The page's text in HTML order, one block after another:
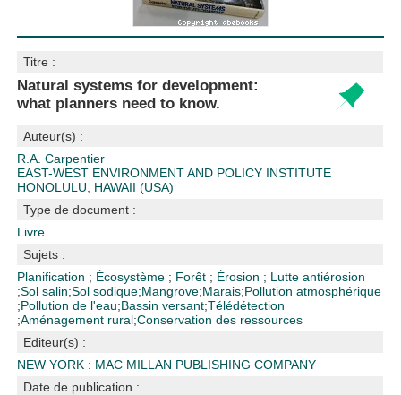
Titre :
Natural systems for development:
what planners need to know.
Auteur(s) :
R.A. Carpentier
EAST-WEST ENVIRONMENT AND POLICY INSTITUTE
HONOLULU, HAWAII (USA)
Type de document :
Livre
Sujets :
Planification ; Écosystème ; Forêt ; Érosion ; Lutte antiérosion
;Sol salin;Sol sodique;Mangrove;Marais;Pollution atmosphérique
;Pollution de l'eau;Bassin versant;Télédétection
;Aménagement rural;Conservation des ressources
Editeur(s) :
NEW YORK : MAC MILLAN PUBLISHING COMPANY
Date de publication :